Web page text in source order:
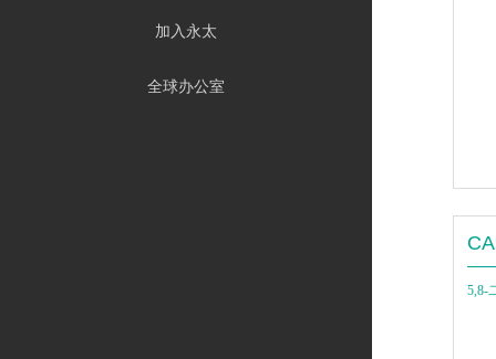
加入永太
全球办公室
5,8-